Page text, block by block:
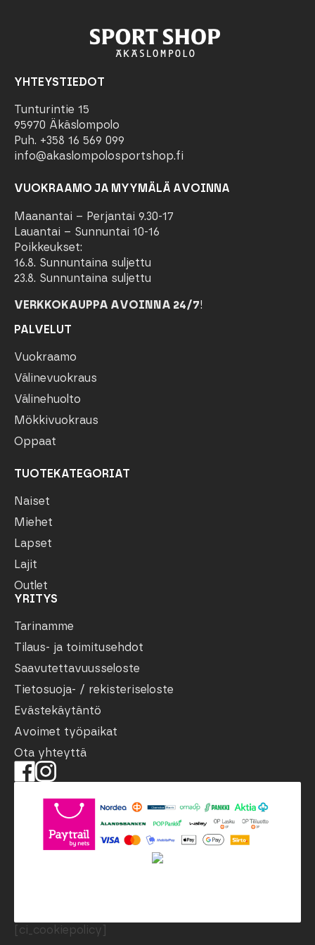
YHTEYSTIEDOT
Tunturintie 15
95970 Äkäslompolo
Puh. +358 16 569 099
info@akaslompolosportshop.fi
VUOKRAAMO JA MYYMÄLÄ AVOINNA
Maanantai – Perjantai 9.30-17
Lauantai – Sunnuntai 10-16
Poikkeukset:
16.8. Sunnuntaina suljettu
23.8. Sunnuntaina suljettu
VERKKOKAUPPA AVOINNA 24/7!
PALVELUT
Vuokraamo
Välinevuokraus
Välinehuolto
Mökkivuokraus
Oppaat
TUOTEKATEGORIAT
Naiset
Miehet
Lapset
Lajit
Outlet
YRITYS
Tarinamme
Tilaus- ja toimitusehdot
Saavutettavuusseloste
Tietosuoja- / rekisteriseloste
Evästekäytäntö
Avoimet työpaikat
Ota yhteyttä
[ci_cookiepolicy]